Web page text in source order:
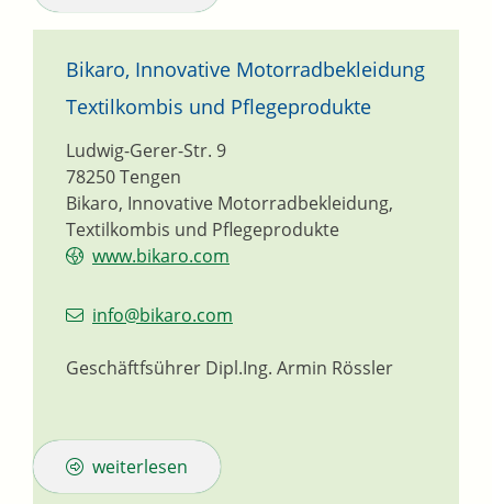
Bikaro, Innovative Motorradbekleidung
Textilkombis und Pflegeprodukte
Bikaro, Innovative Motorradbekleidung,
Textilkombis und Pflegeprodukte
Ludwig-Gerer-Str. 9
78250Tengen
www.bikaro.com
info@bikaro.com
Geschäftfsührer Dipl.Ing. Armin Rössler
weiterlesen